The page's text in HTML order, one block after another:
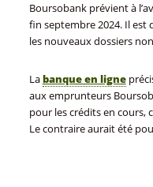
Boursobank prévient à
fin septembre 2024. Il est
les nouveaux dossiers
Labanque en ligne
aux emprunteurs
pour les crédits en cours,
Le contraire aurait été